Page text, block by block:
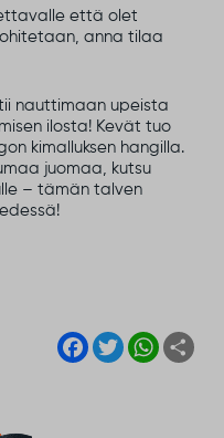
että olet
anna tilaa
nauttimaan upeista
ilosta! Kevät tuo
kimalluksen hangilla.
juomaa, kutsu
– tämän talven
F
a
T
w
W
h